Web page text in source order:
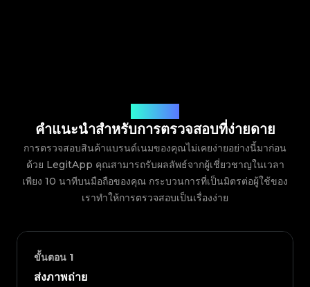
คำแนะนำสำหรับการตรวจสอบที่ง่ายดาย
การตรวจสอบสินค้าแบรนด์เนมของคุณไม่เคยง่ายอย่างนี้มาก่อน
ด้วย LegitApp คุณสามารถรับผลลัพธ์จากผู้เชี่ยวชาญในเวลา
เพียง 10 นาทีบนมือถือของคุณ กระบวนการที่เป็นมิตรต่อผู้ใช้ของ
เราทำให้การตรวจสอบเป็นเรื่องง่าย
ขั้นตอน 1
ส่งภาพถ่าย